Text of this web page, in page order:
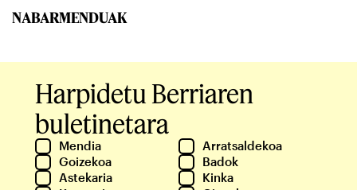
NABARMENDUAK
Harpidetu Berriaren
buletinetara
Mendia
Arratsaldekoa
Goizekoa
Badok
Astekaria
Kinka